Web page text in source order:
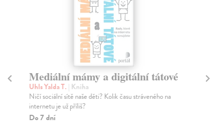
Mediální mámy a digitální tátové
Uhls Yalda T. | Kniha
Ničí sociální sítě naše děti? Kolik času stráveného na
internetu je už příliš?
Do 7 dní